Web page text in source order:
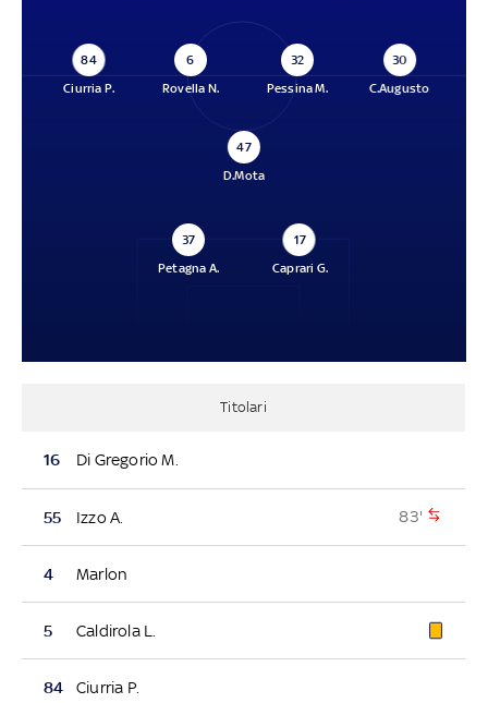
84
Ciurria P.
6
Rovella N.
32
Pessina M.
30
C.Augusto
47
D.Mota
37
Petagna A.
17
Caprari G.
Titolari
16 Di Gregorio M.
55 Izzo A. 83'
4 Marlon
5 Caldirola L.
84 Ciurria P.